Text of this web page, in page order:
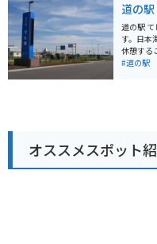
す。 また、バイクツーリングの休憩スポットとしても人
気があり
憩することができま
場や、日
ど、自然
道の
道の駅
す。日本
休憩することができ
ナーがあ
じみ汁
めながら食
#道の駅
オススメスポット